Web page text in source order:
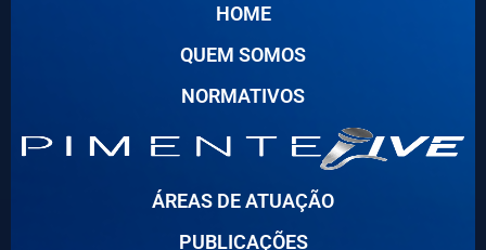
HOME
QUEM SOMOS
NORMATIVOS
ÁREAS DE ATUAÇÃO
PUBLICAÇÕES